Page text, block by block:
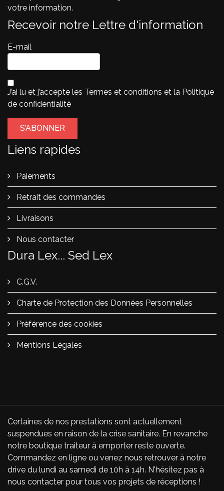
votre information.
Recevoir notre Lettre d'information
E-mail
J’ai lu et j’accepte les Termes et conditions et la Politique
de confidentialité
Liens rapides
Paiements
Retrait des commandes
Livraisons
Nous contacter
Dura Lex... Sed Lex
C.G.V.
Charte de Protection des Données Personnelles
Préférence des cookies
Mentions Légales
Certaines de nos prestations sont actuellement
suspendues en raison de la crise sanitaire. En revanche
notre boutique traiteur à emporter reste ouverte.
Commandez en ligne ou venez nous retrouver à notre
drive du lundi au samedi de 10h à 14h. N'hésitez pas à
nous contacter pour tous vos projets de réceptions !